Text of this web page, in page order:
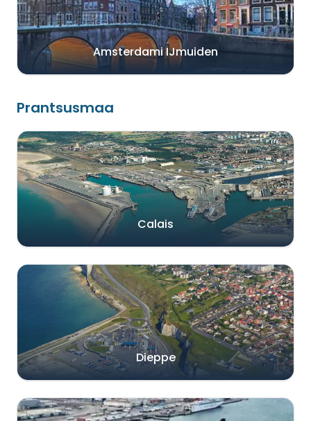
Amsterdami IJmuiden
Prantsusmaa
Calais
Dieppe